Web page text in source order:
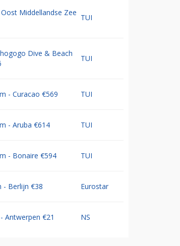
Oost Middellandse Zee
TUI
Dive & Beach
TUI
- Curacao €569 TUI
- Aruba €614 TUI
- Bonaire €594 TUI
- Berlijn €38 Eurostar
Antwerpen €21 NS